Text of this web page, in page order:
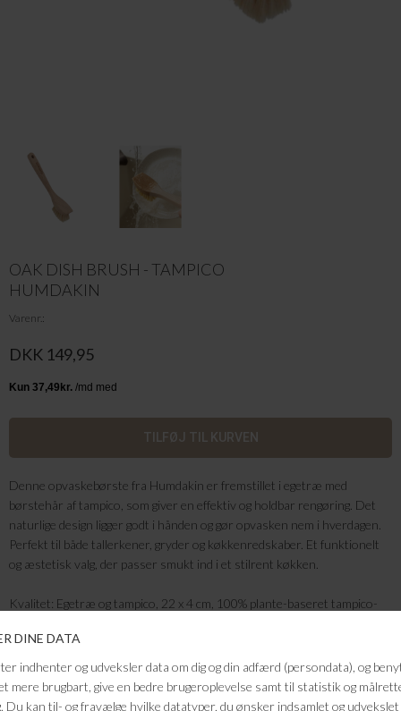
OAK DISH BRUSH - TAMPICO
HUMDAKIN
Varenr.
DKK 149,95
Denne opvaskebørste fra Humdakin er fremstillet i egetræ med
børstehår af tampico, som giver en effektiv og holdbar rengøring. Det
naturlige design ligger godt i hånden og gør opvasken nem i hverdagen.
Perfekt til både tallerkener, gryder og køkkenredskaber. Et funktionelt
og æstetisk valg, der passer smukt ind i et stilrent køkken.
Kvalitet: Egetræ og tampico, 22 x 4 cm, 100% plante-baseret tampico-
FRAGTFRI LEVERING
VED KØB OVER 500,-